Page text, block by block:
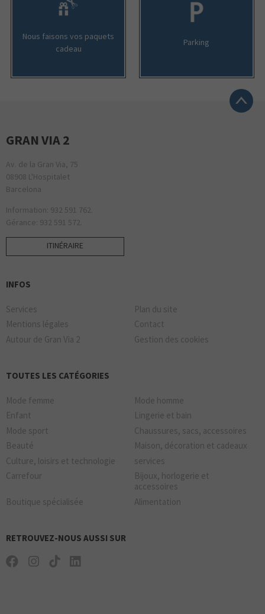
Nous faisons vos paquets
cadeau
Parking
GRAN VIA 2
Av. de la Gran Via, 75
08908 L'Hospitalet
Barcelona
Information: 932 591 762.
Gérance: 932 591 572.
ITINÉRAIRE
INFOS
Services
Plan du site
Mentions légales
Contact
Autour de Gran Via 2
Gestion des cookies
TOUTES LES CATÉGORIES
Mode femme
Mode homme
Enfant
Lingerie et bain
Mode sport
Chaussures, sacs, accessoires
Beauté
Maison, décoration et cadeaux
Culture, loisirs et technologie
services
Carrefour
Bijoux, horlogerie et
accessoires
Boutique spécialisée
Alimentation
RETROUVEZ-NOUS AUSSI SUR